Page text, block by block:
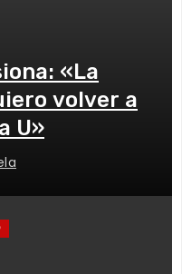
«La
volver a
U»